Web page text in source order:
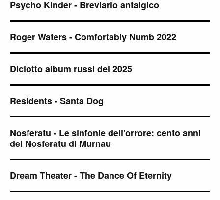
Psycho Kinder - Breviario antalgico
Roger Waters - Comfortably Numb 2022
Diciotto album russi del 2025
Residents - Santa Dog
Nosferatu - Le sinfonie dell’orrore: cento anni
del Nosferatu di Murnau
Dream Theater - The Dance Of Eternity